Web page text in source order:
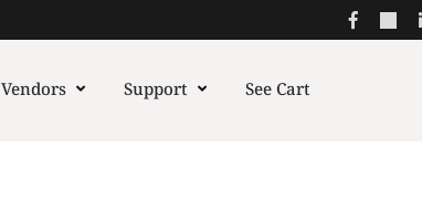
Vendors Support See Cart